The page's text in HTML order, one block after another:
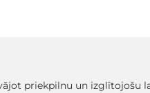
priekpilnu un izglītojošu